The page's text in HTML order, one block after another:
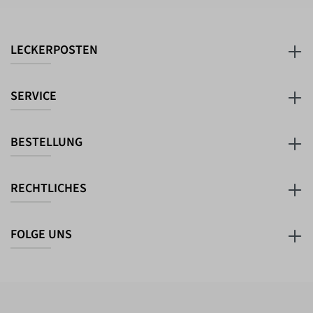
LECKERPOSTEN
SERVICE
BESTELLUNG
RECHTLICHES
FOLGE UNS